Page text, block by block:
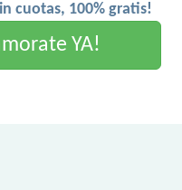
cuotas, 100% gratis!
YA!